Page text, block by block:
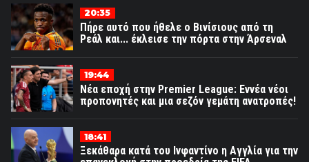
20:35
Πήρε αυτό που ήθελε ο Βινίσιους από τη
Ρεάλ και... έκλεισε την πόρτα στην Άρσεναλ
19:44
Νέα εποχή στην Premier League: Εννέα νέοι
προπονητές και μια σεζόν γεμάτη ανατροπές!
18:41
Ξεκάθαρα κατά του Ινφαντίνο η Αγγλία για την